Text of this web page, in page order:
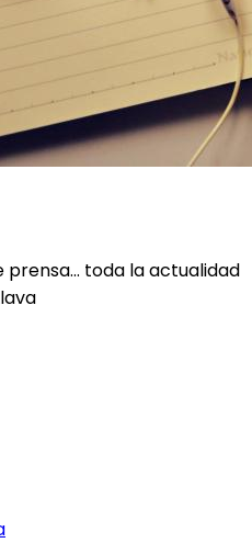
prensa... toda la actualidad